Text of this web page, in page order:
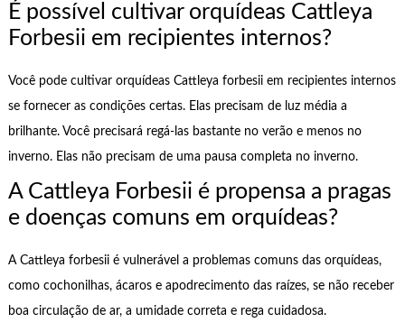
É possível cultivar orquídeas Cattleya
Forbesii em recipientes internos?
Você pode cultivar orquídeas Cattleya forbesii em recipientes internos
se fornecer as condições certas. Elas precisam de luz média a
brilhante. Você precisará regá-las bastante no verão e menos no
inverno. Elas não precisam de uma pausa completa no inverno.
A Cattleya Forbesii é propensa a pragas
e doenças comuns em orquídeas?
A Cattleya forbesii é vulnerável a problemas comuns das orquídeas,
como cochonilhas, ácaros e apodrecimento das raízes, se não receber
boa circulação de ar, a umidade correta e rega cuidadosa.